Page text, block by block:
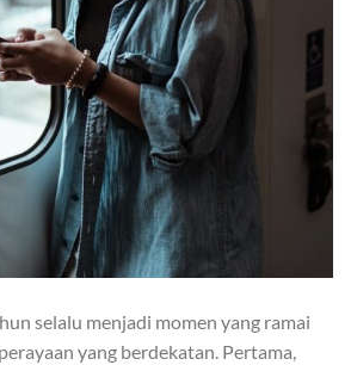
selalu menjadi momen yang ramai
yang berdekatan. Pertama,